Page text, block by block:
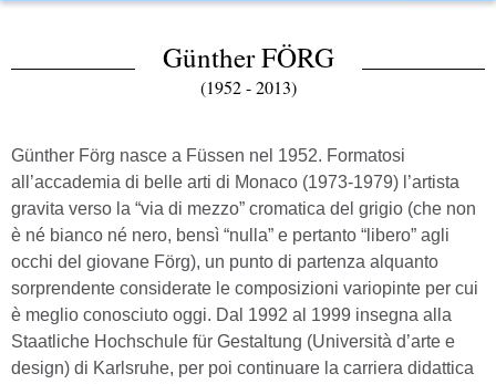
Günther FÖRG
(1952 - 2013)
Günther Förg nasce a Füssen nel 1952. Formatosi
all’accademia di belle arti di Monaco (1973-1979) l’artista
gravita verso la “via di mezzo” cromatica del grigio (che non
è né bianco né nero, bensì “nulla” e pertanto “libero” agli
occhi del giovane Förg), un punto di partenza alquanto
sorprendente considerate le composizioni variopinte per cui
è meglio conosciuto oggi. Dal 1992 al 1999 insegna alla
Staatliche Hochschule für Gestaltung (Università d’arte e
design) di Karlsruhe, per poi continuare la carriera didattica